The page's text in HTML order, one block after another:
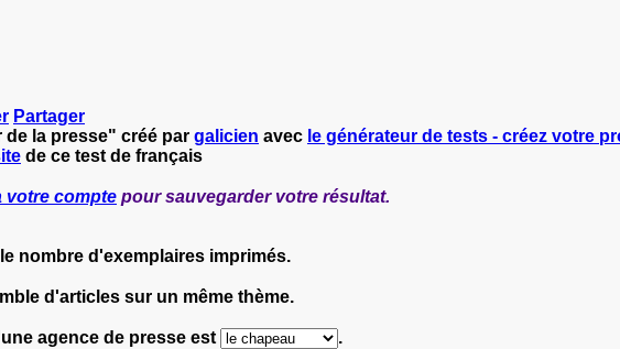
Partager
la presse" créé par galicien avec le générateur de tests - créez votre
de ce test de français
votre compte pour sauvegarder votre résultat.
nombre d'exemplaires imprimés.
d'articles sur un même thème.
agence de presse est .